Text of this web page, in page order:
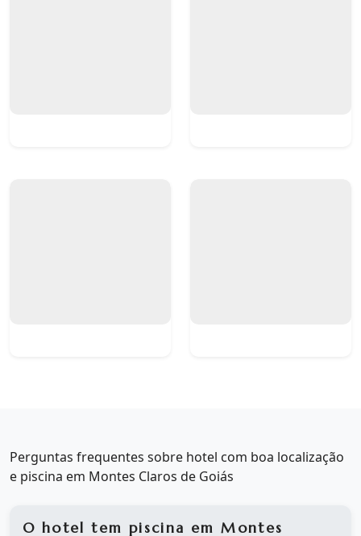
Perguntas frequentes sobre hotel com boa localização
e piscina em Montes Claros de Goiás
O hotel tem piscina em Montes